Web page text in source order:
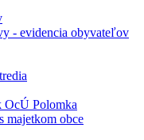
- evidencia obyvateľov
OcÚ Polomka
majetkom obce